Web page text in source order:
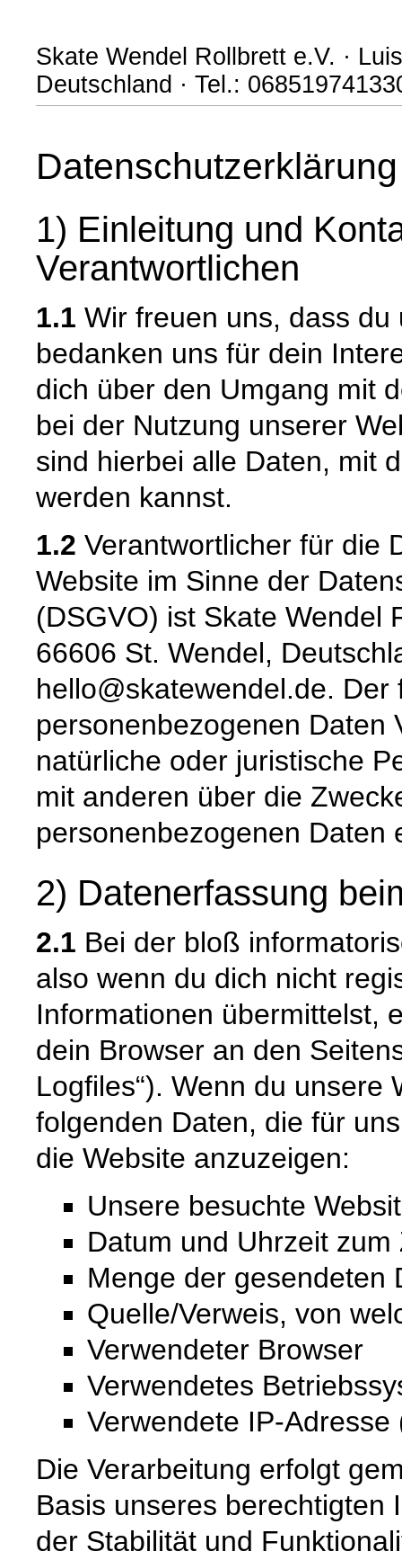
Skate Wendel Rollbrett e.V. ·
Deutschland · Tel.:
Datenschutzerklärung
1) Einleitung und
Verantwortlichen
1.1 Wir freuen uns, dass
bedanken uns für dein
dich über den Umgang mit
bei der Nutzung unserer
sind hierbei alle Daten, mit
werden kannst.
1.2 Verantwortlicher für die
Website im Sinne der
(DSGVO) ist Skate Wendel
66606 St. Wendel,
hello@skatewendel.de.
personenbezogenen Daten
natürliche oder juristische
mit anderen über die
personenbezogenen Daten
2) Datenerfassung
2.1 Bei der bloß
also wenn du dich nicht
Informationen übermittelst,
dein Browser an den
Logfiles“). Wenn du unsere
folgenden Daten, die für
die Website anzuzeigen:
Unsere besuchte
Datum und Uhrzeit
Menge der gesendeten
Quelle/Verweis, von
Verwendeter Browser
Verwendetes
Verwendete IP-
Die Verarbeitung erfolgt
Basis unseres berechtigten
der Stabilität und